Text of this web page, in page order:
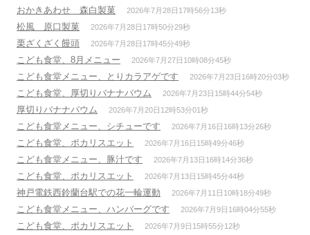
おかきあわせ 森白製菓 2026年7月28日17時56分13秒
松風 原口製菓 2026年7月28日17時50分29秒
栗ざくざく饅頭 2026年7月28日17時45分49秒
こども食堂、8月メニュー 2026年7月27日10時08分45秒
こども食堂メニュー、とりカラアゲです 2026年7月23日16時20分03秒
こども食堂、厚切りバナナバウム 2026年7月23日15時44分54秒
厚切りバナナバウム 2026年7月20日12時53分01秒
こども食堂メニュー、シチューです 2026年7月16日16時13分26秒
こども食堂、ポカリスエット 2026年7月16日15時49分46秒
こども食堂メニュー、豚汁です 2026年7月13日16時14分36秒
こども食堂、ポカリスエット 2026年7月13日15時45分44秒
神戸電鉄西鈴蘭台駅での花一輪運動 2026年7月11日10時18分49秒
こども食堂メニュー、ハンバーグです 2026年7月9日16時04分55秒
こども食堂、ポカリスエット 2026年7月9日15時55分12秒